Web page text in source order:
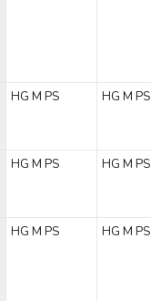
HG M PS HG M PS
HG M PS HG M PS
HG M PS HG M PS